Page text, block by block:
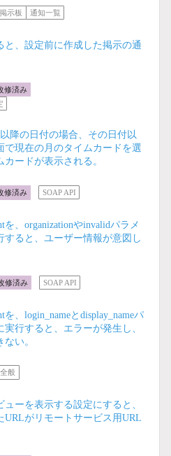
掲示板 通知一覧
と、設定前に作成した掲示の通
修済み
降の日付の場合、その日付以
で現在の月のタイムカードを選
ードが表示される。
修済み SOAP API
を、organizationやinvalidパラメ
すると、ユーザー情報が意図し
修済み SOAP API
、login_nameとdisplay_nameパ
行すると、エラーが発生し、
い。
全般
ューを表示する設定にすると、
URLがリモートサービス用URL